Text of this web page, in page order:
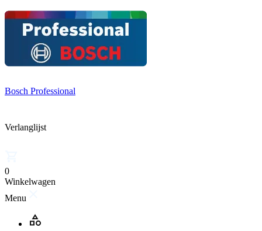
Bosch Professional
Verlanglijst
0
Winkelwagen
Menu